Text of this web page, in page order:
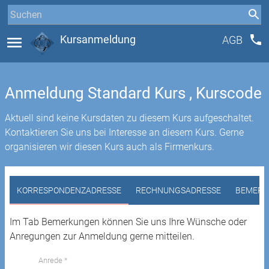
menu Kursanmeldung AGB phone
Anmeldung Standard Kurs , Kurscode
Aktuell sind keine Kursdaten zu diesem Kurs aufgeschaltet.
Kontaktieren Sie uns bei Interesse an diesem Kurs. Gerne
organisieren wir diesen Kurs auch als Firmenkurs.
KORRESPONDENZADRESSE RECHNUNGSADRESSE
Im Tab Bemerkungen können Sie uns Ihre Wünsche oder
Anregungen zur Anmeldung gerne mitteilen.
Anrede *